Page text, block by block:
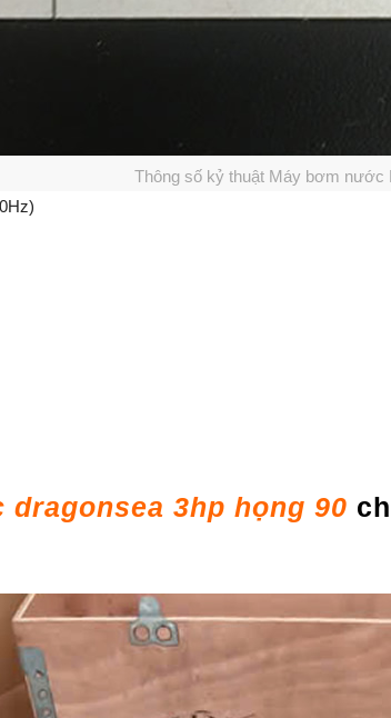
Thông số kỷ thuật Máy bơm nước
3hp họng 90